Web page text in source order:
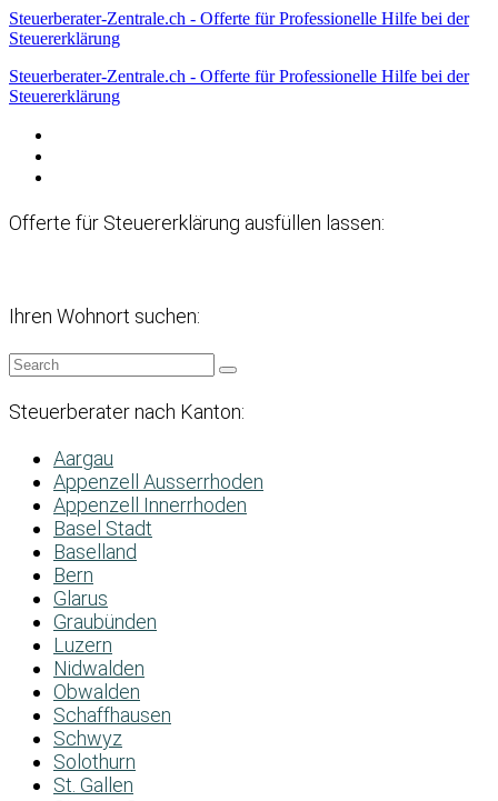
Steuerberater-Zentrale.ch - Offerte für Professionelle Hilfe bei der
Steuererklärung
Steuerberater-Zentrale.ch - Offerte für Professionelle Hilfe bei der
Steuererklärung
Offerte für Steuererklärung ausfüllen lassen:
Ihren Wohnort suchen:
Steuerberater nach Kanton:
Aargau
Appenzell Ausserrhoden
Appenzell Innerrhoden
Basel Stadt
Baselland
Bern
Glarus
Graubünden
Luzern
Nidwalden
Obwalden
Schaffhausen
Schwyz
Solothurn
St. Gallen